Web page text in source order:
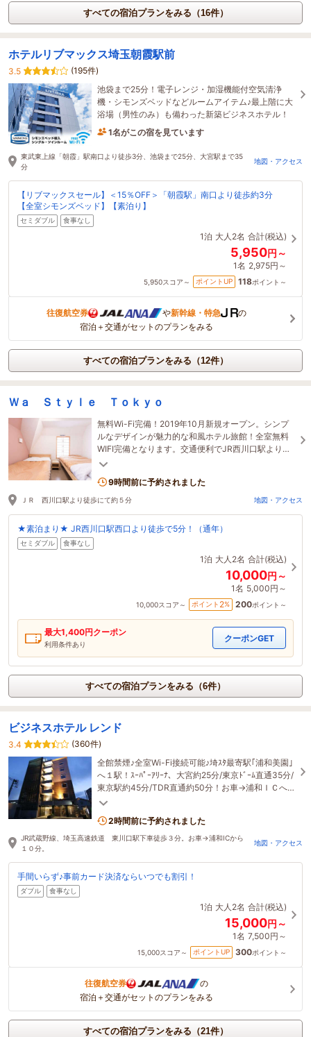
すべての宿泊プランをみる（16件）
ホテルリブマックス埼玉朝霞駅前
3.5
(195件)
池袋まで25分！電子レンジ・加湿機能付空気清浄
機・シモンズベッドなどルームアイテム♪最上階に大
浴場（男性のみ）も備わった新築ビジネスホテル！
1名がこの宿を見ています
東武東上線「朝霞」駅南口より徒歩3分、池袋まで25分、大宮駅まで35
分
地図・アクセス
【リブマックスセール】＜15％OFF＞「朝霞駅」南口より徒歩約3分
【全室シモンズベッド】【素泊り】
セミダブル 食事なし
1泊 大人2名 合計(税込)
5,950円～
1名 2,975円～
5,950スコア～ ポイントUP 118ポイント～
往復航空券 や新幹線・特急
の
宿泊＋交通がセットのプランをみる
すべての宿泊プランをみる（12件）
Ｗａ Ｓｔｙｌｅ Ｔｏｋｙｏ
無料Wi-Fi完備！2019年10月新規オープン。シンプ
ルなデザインが魅力的な和風ホテル旅館！全室無料
WIFI完備となります。交通便利でJR西川口駅より徒
歩約5分★
9時間前に予約されました
ＪＲ 西川口駅より徒歩にて約５分 地図・アクセス
★素泊まり★ JR西川口駅西口より徒歩で5分！（通年）
セミダブル 食事なし
1泊 大人2名 合計(税込)
10,000円～
1名 5,000円～
10,000スコア～ ポイント 2% 200ポイント～
最大1,400円クーポン
利用条件あり
クーポンGET
すべての宿泊プランをみる（6件）
ビジネスホテル レンド
3.4
(360件)
全館禁煙♪全室Wi-Fi接続可能♪埼ｽﾀ最寄駅｢浦和美園｣
へ１駅！ｽｰﾊﾟｰｱﾘｰﾅ、大宮約25分/東京ﾄﾞｰﾑ直通35分/
東京駅約45分/TDR直通約50分！お車→浦和ＩＣへ約
10分！電車も車もｱｸｾｽ良好！！
2時間前に予約されました
JR武蔵野線、埼玉高速鉄道 東川口駅下車徒歩３分。お車→浦和ICから
１０分。
地図・アクセス
手間いらず♪事前カード決済ならいつでも割引！
ダブル 食事なし
1泊 大人2名 合計(税込)
15,000円～
1名 7,500円～
15,000スコア～ ポイントUP 300ポイント～
往復航空券
の
宿泊＋交通がセットのプランをみる
すべての宿泊プランをみる（21件）